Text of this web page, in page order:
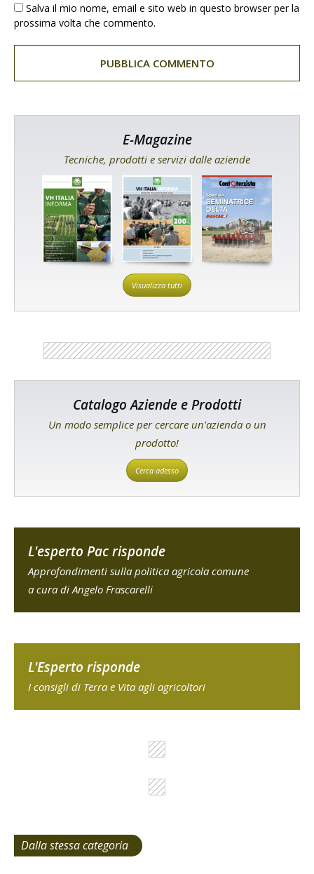
Salva il mio nome, email e sito web in questo browser per la
prossima volta che commento.
E-Magazine
Tecniche, prodotti e servizi dalle aziende
Visualizza tutti
Catalogo Aziende e Prodotti
Un modo semplice per cercare un'azienda o un
prodotto!
Cerca adesso
L'esperto Pac risponde
Approfondimenti sulla politica agricola comune
a cura di Angelo Frascarelli
L'Esperto risponde
I consigli di Terra e Vita agli agricoltori
Dalla stessa categoria